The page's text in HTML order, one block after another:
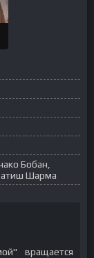
Бобан,
Шарма
вращается